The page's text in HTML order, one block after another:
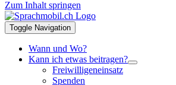
Zum Inhalt springen
Toggle Navigation
Wann und Wo?
Kann ich etwas beitragen?
Freiwilligeneinsatz
Spenden